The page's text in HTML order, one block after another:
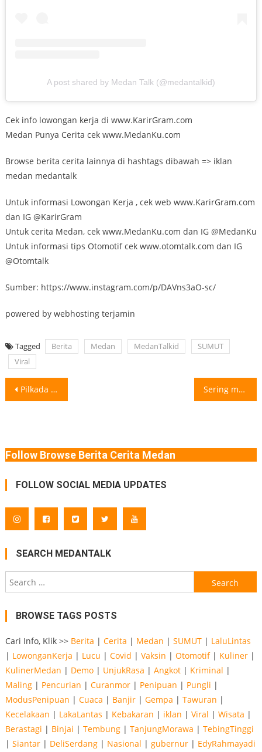
A post shared by Medan Talk (@medantalkid)
Cek info lowongan kerja di www.KarirGram.com
Medan Punya Cerita cek www.MedanKu.com
Browse berita cerita lainnya di hashtags dibawah => iklan
medan medantalk
Untuk informasi Lowongan Kerja , cek web www.KarirGram.com
dan IG @KarirGram
Untuk cerita Medan, cek www.MedanKu.com dan IG @MedanKu
Untuk informasi tips Otomotif cek www.otomtalk.com dan IG
@Otomtalk
Sumber: https://www.instagram.com/p/DAVns3aO-sc/
powered by webhosting terjamin
Tagged Berita Medan MedanTalkid
SUMUT
Viral
Post
Pilkada Sumut Memanas: Bobby Nasution, Edy Rahmayadi, dan Mulyono Pemilihan kepala daerah Sering merasa mengantuk saat bersama pasangan bisa disebabkan oleh beberapa hal, di
Follow Browse Berita Cerita Medan
FOLLOW SOCIAL MEDIA UPDATES
SEARCH MEDANTALK
Search
for:
BROWSE TAGS POSTS
Cari Info, Klik >> Berita | Cerita | Medan | SUMUT| LaluLintas
| LowonganKerja | Lucu | Covid | Vaksin | Otomotif| Kuliner|
KulinerMedan | Demo| UnjukRasa | Angkot| Kriminal |
Maling| Pencurian | Curanmor| Penipuan | Pungli |
ModusPenipuan | Cuaca | Banjir| Gempa | Tawuran |
Kecelakaan | LakaLantas | Kebakaran | iklan | Viral | Wisata |
Berastagi | Binjai | Tembung| TanjungMorawa | TebingTinggi
| Siantar| DeliSerdang| Nasional | gubernur| EdyRahmayadi